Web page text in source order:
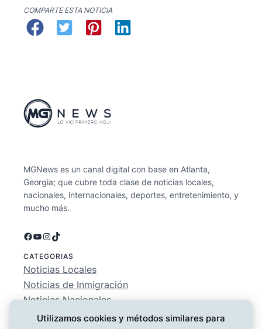
COMPARTE ESTA NOTICIA
MGNews es un canal digital con base en Atlanta,
Georgia; que cubre toda clase de noticias locales,
nacionales, internacionales, deportes, entretenimiento, y
mucho más.
Facebook
YouTube
Instagram
TikTok
CATEGORIAS
Noticias Locales
Noticias de Inmigración
Noticias Nacionales
Deportes
Utilizamos cookies y métodos similares para